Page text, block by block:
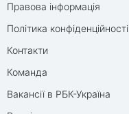
Правова інформація
Політика конфіденційності
Контакти
Команда
Вакансії в РБК-Україна